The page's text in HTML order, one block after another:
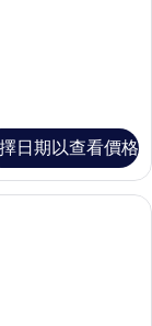
日期以查看價格
被、舒適加層、迷你吧